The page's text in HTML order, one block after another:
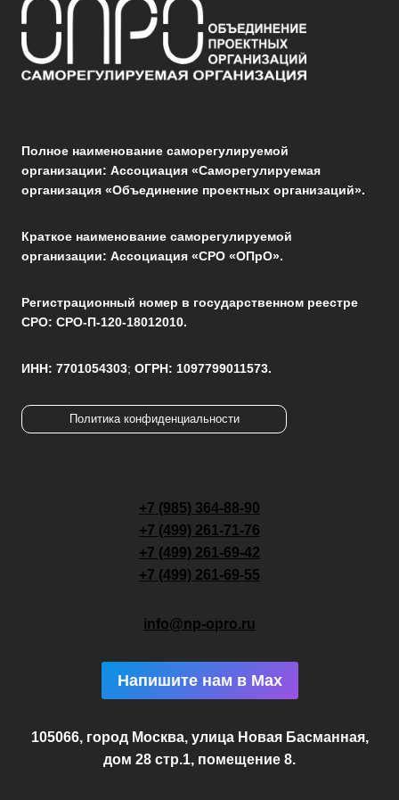
Полное наименование саморегулируемой
организации: Ассоциация «Саморегулируемая
организация «Объединение проектных организаций».
Краткое наименование саморегулируемой
организации: Ассоциация «СРО «ОПрО».
Регистрационный номер в государственном реестре
СРО: СРО-П-120-18012010.
ИНН: 7701054303; ОГРН: 1097799011573.
Политика конфиденциальности
+7 (985) 364-88-90
+7 (499) 261-71-76
+7 (499) 261-69-42
+7 (499) 261-69-55
info@np-opro.ru
Напишите нам в Max
105066, город Москва, улица Новая Басманная,
дом 28 стр.1, помещение 8.